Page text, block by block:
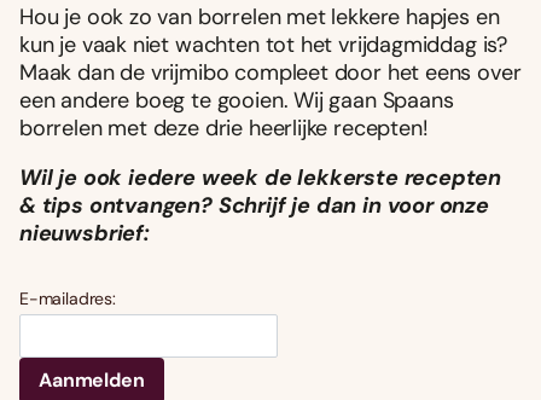
Hou je ook zo van borrelen met lekkere hapjes en
kun je vaak niet wachten tot het vrijdagmiddag is?
Maak dan de vrijmibo compleet door het eens over
een andere boeg te gooien. Wij gaan Spaans
borrelen met deze drie heerlijke recepten!
Wil je ook iedere week de lekkerste recepten
& tips ontvangen? Schrijf je dan in voor onze
nieuwsbrief:
E-mailadres: